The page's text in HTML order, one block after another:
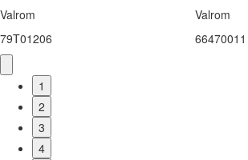
Valrom
79T01206
Valrom
66470011
1
2
3
4